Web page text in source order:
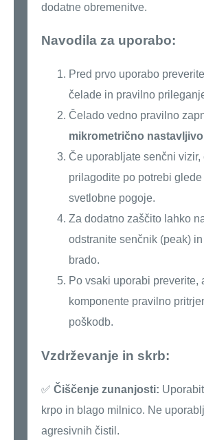
dodatne obremenitve.
Navodila za uporabo:
Pred prvo uporabo
čelade in pravilno
Čelado vedno pravilno
mikrometrično
Če uporabljate senčni vizir,
prilagodite po potrebi glede
svetlobne pogoje.
Za dodatno zaščito lahko
odstranite senčnik (peak)
brado.
Po vsaki uporabi preverite,
komponente pravilno
poškodb.
Vzdrževanje in skrb:
✅ Čiščenje zunanjosti:
krpo in blago milnico. Ne
agresivnih čistil.